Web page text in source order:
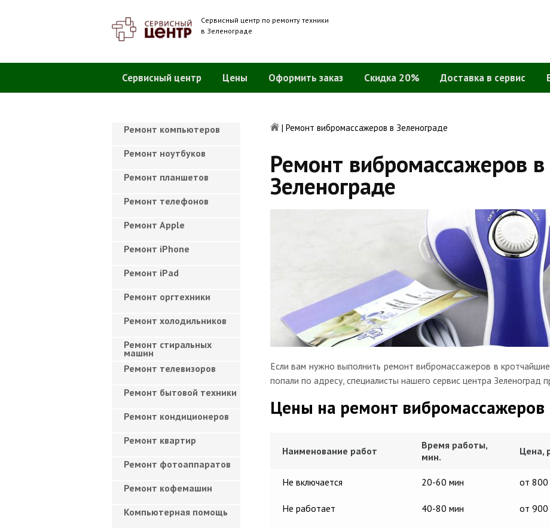
Сервисный центр по ремонту техники
в Зеленограде
Сервисный центр Цены Оформить заказ Скидка 20% Доставка в сервис
| Ремонт вибромассажеров в Зеленограде
Ремонт вибромассажеров в
Зеленограде
Если вам нужно выполнить ремонт вибромассажеров в
попали по адресу, специалисты нашего сервис центра Зеленоград
Цены на ремонт вибромассажеров
Наименование работ
Время работы,
мин.
Цена,
Не включается 20-60 мин от 800
Не работает 40-80 мин от 900
Ремонт компьютеров
Ремонт ноутбуков
Ремонт планшетов
Ремонт телефонов
Ремонт Apple
Ремонт iPhone
Ремонт iPad
Ремонт оргтехники
Ремонт холодильников
Ремонт стиральных
машин
Ремонт телевизоров
Ремонт бытовой техники
Ремонт кондиционеров
Ремонт квартир
Ремонт фотоаппаратов
Ремонт кофемашин
Компьютерная помощь